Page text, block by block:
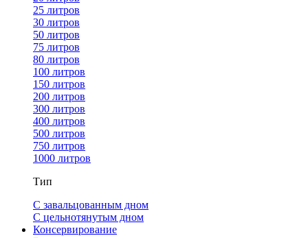
25 литров
30 литров
50 литров
75 литров
80 литров
100 литров
150 литров
200 литров
300 литров
400 литров
500 литров
750 литров
1000 литров
Тип
С завальцованным дном
С цельнотянутым дном
Консервирование